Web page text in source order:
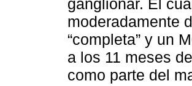
moderadamente
“completa” y un
a los 11 meses
como parte del